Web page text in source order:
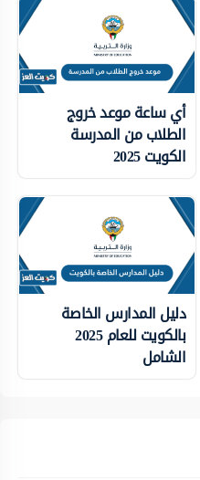
أي ساعة موعد خروج
الطلاب من المدرسة
الكويت 2025
دليل المدارس الخاصة
بالكويت للعام 2025
الشامل